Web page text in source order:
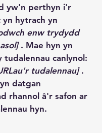
yw'n perthyn i'r
yn hytrach yn
enw trydydd
. Mae hyn yn
tudalennau canlynol:
tudalennau].
datgan
rhannol â'r safon ar
hyn.